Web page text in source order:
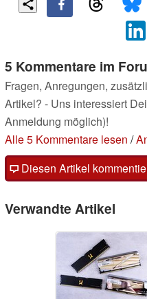
5 Kommentare im
Fragen, Anregungen,
Artikel? - Uns interessiert
Anmeldung möglich)!
Alle 5 Kommentare lesen /
Diesen Artikel
Verwandte Artikel